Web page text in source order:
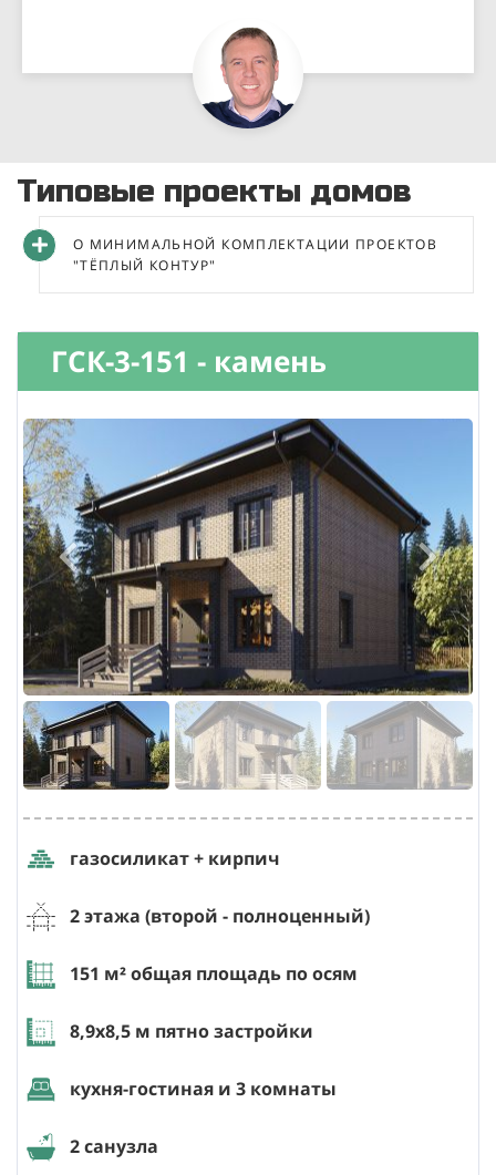
Типовые проекты домов
О МИНИМАЛЬНОЙ КОМПЛЕКТАЦИИ ПРОЕКТОВ
"ТЁПЛЫЙ КОНТУР"
ГСК-3-151 - камень
газосиликат + кирпич
2 этажа (второй - полноценный)
151 м² общая площадь по осям
8,9х8,5 м пятно застройки
кухня-гостиная и 3 комнаты
2 санузла